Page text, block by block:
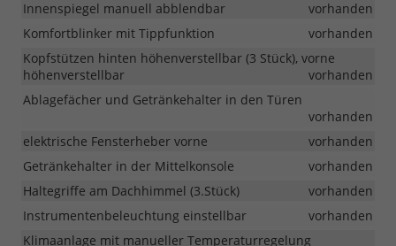
Innenspiegel manuell abblendbar
vorhanden
Komfortblinker mit Tippfunktion
vorhanden
Kopfstützen hinten höhenverstellbar (3 Stück), vorne
höhenverstellbar
vorhanden
Ablagefächer und Getränkehalter in den Türen
vorhanden
elektrische Fensterheber vorne
vorhanden
Getränkehalter in der Mittelkonsole
vorhanden
Haltegriffe am Dachhimmel (3.Stück)
vorhanden
Instrumentenbeleuchtung einstellbar
vorhanden
Klimaanlage mit manueller Temperaturregelung